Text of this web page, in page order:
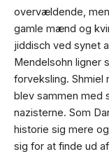
overvældende,
gamle mænd og
jiddisch ved synet
Mendelsohn ligner
forveksling. Shmiel
blev sammen med
nazisterne. Som
historie sig mere
sig for at finde ud